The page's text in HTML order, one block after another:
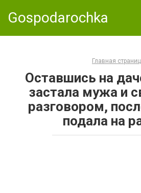
Gospodarochka
Главная
Оставшись на
застала мужа и
разговором,
подала на